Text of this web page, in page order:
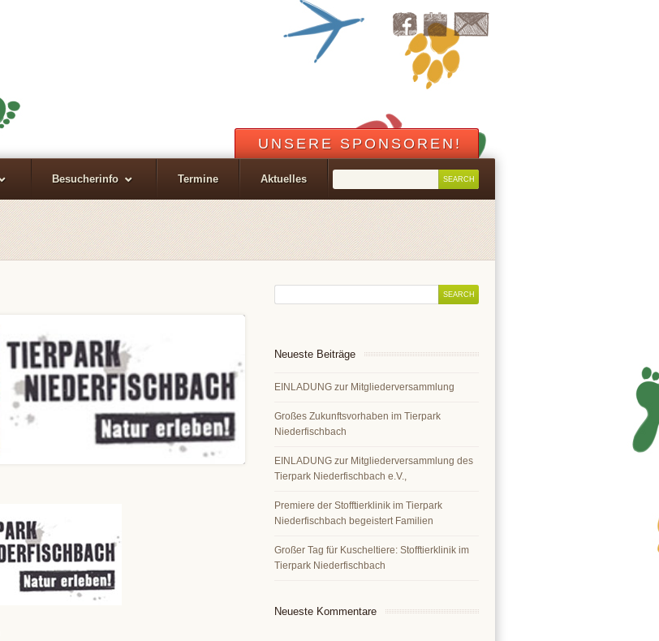
UNSERE SPONSOREN!
Besucherinfo Termine Aktuelles
Neueste Beiträge
EINLADUNG zur Mitgliederversammlung
Großes Zukunftsvorhaben im Tierpark
Niederfischbach
EINLADUNG zur Mitgliederversammlung des
Tierpark Niederfischbach e.V.,
Premiere der Stofftierklinik im Tierpark
Niederfischbach begeistert Familien
Großer Tag für Kuscheltiere: Stofftierklinik im
Tierpark Niederfischbach
Neueste Kommentare